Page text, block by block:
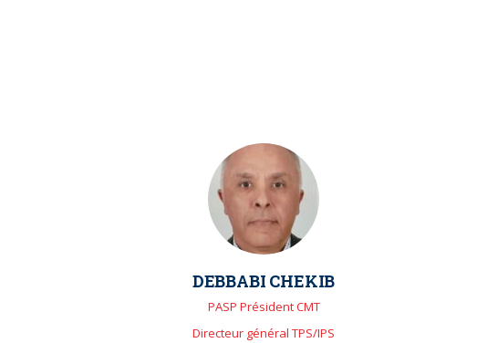
DEBBABI CHEKIB
PASP Président CMT
Directeur général TPS/IPS